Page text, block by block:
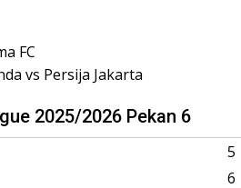
FC
vs Persija Jakarta
2025/2026 Pekan 6
5
6